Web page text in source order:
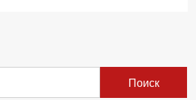
Поиск